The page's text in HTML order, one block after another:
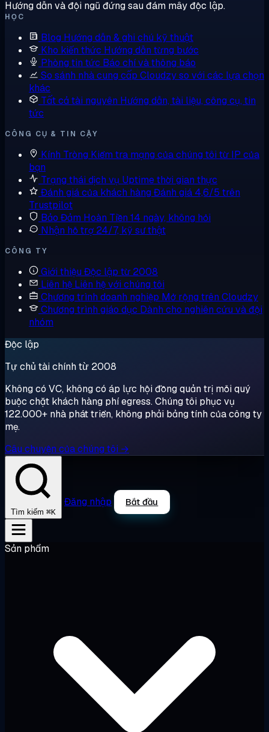
Hướng dẫn và đội ngũ đứng sau đám mây độc lập.
HỌC
Blog Hướng dẫn & ghi chú kỹ thuật
Kho kiến thức Hướng dẫn từng bước
Phòng tin tức Báo chí và thông báo
So sánh nhà cung cấp Cloudzy so với các lựa chọn
khác
Tất cả tài nguyên Hướng dẫn, tài liệu, công cụ, tin
tức
CÔNG CỤ & TIN CẬY
Kính Tròng Kiểm tra mạng của chúng tôi từ IP của
bạn
Trạng thái dịch vụ Uptime thời gian thực
Đánh giá của khách hàng Đánh giá 4,6/5 trên
Trustpilot
Bảo Đảm Hoàn Tiền 14 ngày, không hỏi
Nhận hỗ trợ 24/7, kỹ sư thật
CÔNG TY
Giới thiệu Độc lập từ 2008
Liên hệ Liên hệ với chúng tôi
Chương trình doanh nghiệp Mở rộng trên Cloudzy
Chương trình giáo dục Dành cho nghiên cứu và đội
nhóm
Độc lập
Tự chủ tài chính từ 2008
Không có VC, không có áp lực hội đồng quản trị mỗi quý
buộc chặt khách hàng phí egress. Chúng tôi phục vụ
122.000+ nhà phát triển, không phải bảng tính của công ty
mẹ.
Câu chuyện của chúng tôi →
Tìm kiếm ⌘K
Đăng nhập Bắt đầu
Sản phẩm